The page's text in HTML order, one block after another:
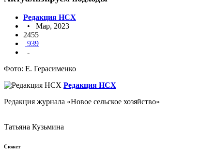
Редакция НСХ
• Мар, 2023
2455
939
-
Фото: Е. Герасименко
Редакция НСХ
Редакция журнала «Новое сельское хозяйство»
Татьяна Кузьмина
Сюжет